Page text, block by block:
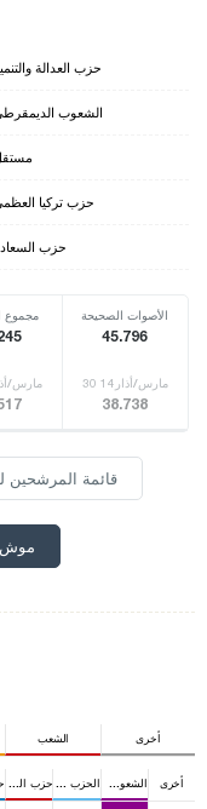
حزب العدالة
الشعوب
حزب تركيا
حزب
مجموع الأصوات الصحيحة
45.796
30 مارس/ 30 مارس/أذار14
38.738
قائمة المرشحين
موش
الشعب أخرى
الشعوب الديمقرطي أخرى